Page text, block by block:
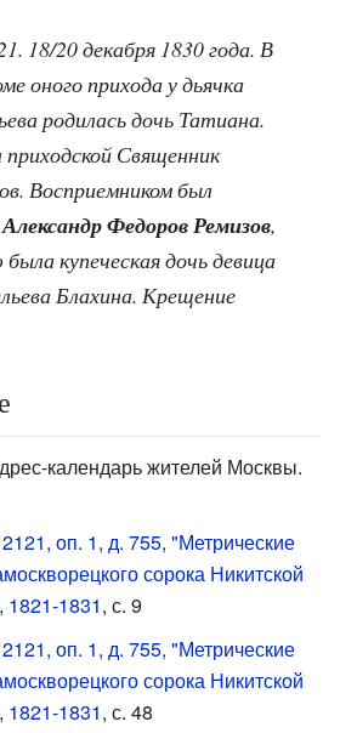
18/20 декабря 1830 года. В
оного прихода у дьячка
родилась дочь Татиана.
Священник
Восприемником был
Александр Федоров Ремизов,
купеческая дочь девица
Блахина. Крещение
календарь жителей Москвы.
оп. 1, д. 755, "Метрические
сорока Никитской
1821-1831, с. 9
оп. 1, д. 755, "Метрические
сорока Никитской
1821-1831, с. 48